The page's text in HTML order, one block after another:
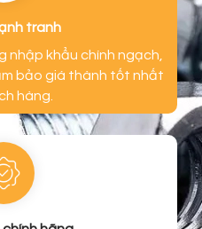
tranh
nhập khẩu chính ngạch,
bảo giá thành tốt nhất
hàng.